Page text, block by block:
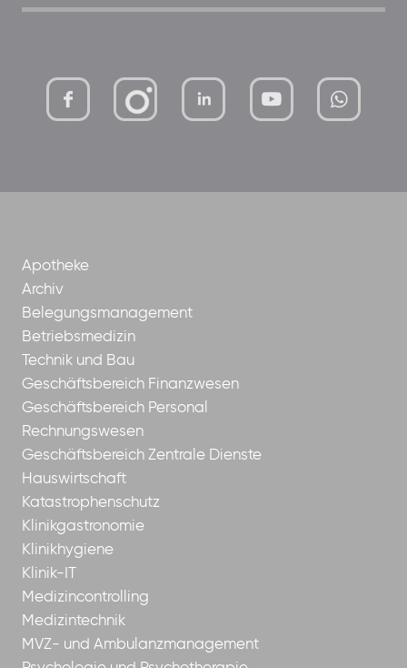
mutterhaus-xMBTtqOwC1KKBww
Apotheke
Archiv
Belegungsmanagement
Betriebsmedizin
Technik und Bau
Geschäftsbereich Finanzwesen
Geschäftsbereich Personal
Rechnungswesen
Geschäftsbereich Zentrale Dienste
Hauswirtschaft
Katastrophenschutz
Klinikgastronomie
Klinikhygiene
Klinik-IT
Medizincontrolling
Medizintechnik
MVZ- und Ambulanzmanagement